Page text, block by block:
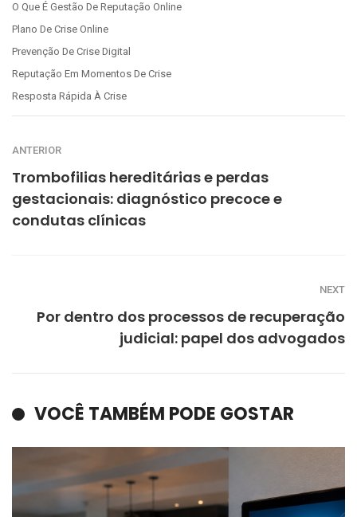
O Que É Gestão De Reputação Online
Plano De Crise Online
Prevenção De Crise Digital
Reputação Em Momentos De Crise
Resposta Rápida À Crise
ANTERIOR
Trombofilias hereditárias e perdas
gestacionais: diagnóstico precoce e
condutas clínicas
NEXT
Por dentro dos processos de recuperação
judicial: papel dos advogados
VOCÊ TAMBÉM PODE GOSTAR